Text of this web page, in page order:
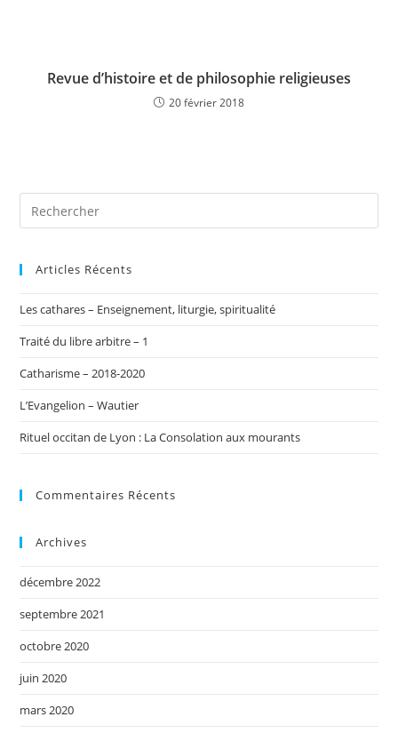
Revue d’histoire et de philosophie religieuses
20 février 2018
Articles Récents
Les cathares – Enseignement, liturgie, spiritualité
Traité du libre arbitre – 1
Catharisme – 2018-2020
L’Evangelion – Wautier
Rituel occitan de Lyon : La Consolation aux mourants
Commentaires Récents
Archives
décembre 2022
septembre 2021
octobre 2020
juin 2020
mars 2020